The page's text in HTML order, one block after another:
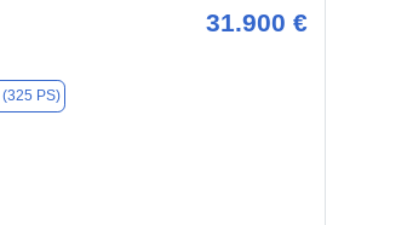
31.900 €
PS)